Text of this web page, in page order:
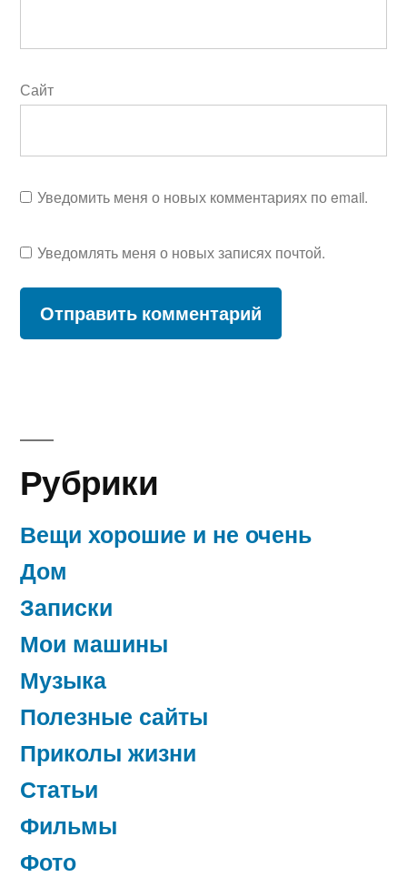
Сайт
Уведомить меня о новых комментариях по email.
Уведомлять меня о новых записях почтой.
Рубрики
Вещи хорошие и не очень
Дом
Записки
Мои машины
Музыка
Полезные сайты
Приколы жизни
Статьи
Фильмы
Фото